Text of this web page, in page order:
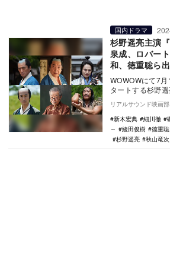
国内ドラマ
杉野遥亮主演
泉成、ロバー
和、徳重聡ら
WOWOWにて7
タートする杉野
30『磯部磯兵衛
の追加キ…
リアルサウンド映画部
新木宏典
細川徹
～
綾田俊樹 徳重聡
杉野遥亮
秋山竜次